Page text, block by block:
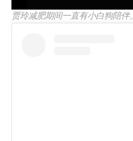
贾玲减肥期间一直有小白狗陪伴